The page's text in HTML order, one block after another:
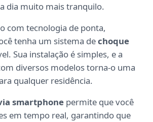
dia muito mais tranquilo.
com tecnologia de ponta,
tenha um sistema dechoque
Sua instalação é simples, e a
diversos modelos torna-o uma
qualquer residência.
smartphone permite que você
em tempo real, garantindo que